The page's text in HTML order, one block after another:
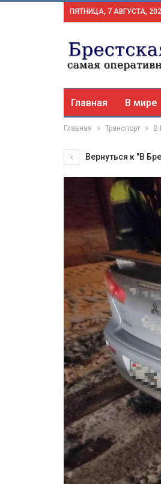
ПЯТНИЦА, 7 АВГУСТА,
Главная В мире
Главная Транспорт В
Вернуться к "В